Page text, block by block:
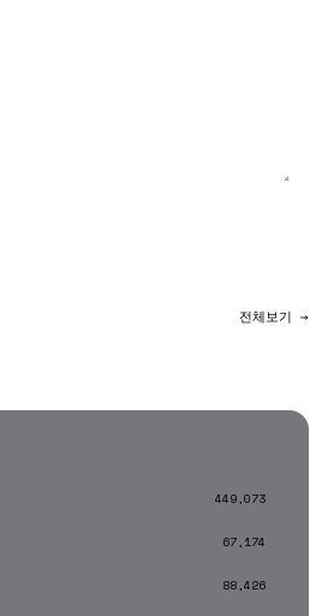
전체보기 →
449,073
67,174
88,426